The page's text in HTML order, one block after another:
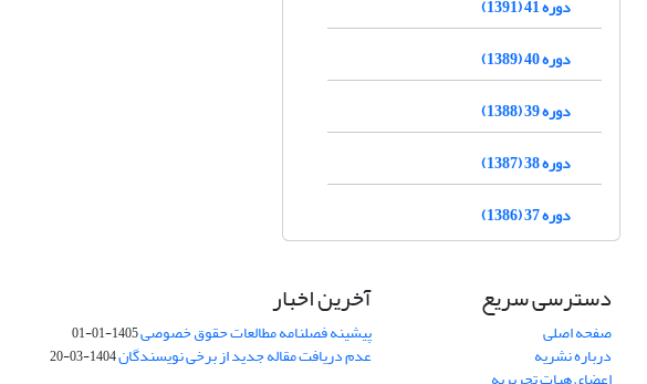
دوره 41 (1391)
دوره 40 (1389)
دوره 39 (1388)
دوره 38 (1387)
دوره 37 (1386)
دسترسی سریع
صفحه اصلی
درباره نشریه
آخرین اخبار
پیشینه فصلنامه مطالعات حقوق خصوصی1405-01-01
عدم دریافت مقاله جدید از برخی نویسندگان1404-03-20